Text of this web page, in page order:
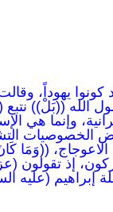
يهوداً،
الله ((بَلْ)) نتبع
وإنما هي
الخصوصيات
الاعوجاج، ((وَمَا
إذ تقولون
إبراهيم (عليه